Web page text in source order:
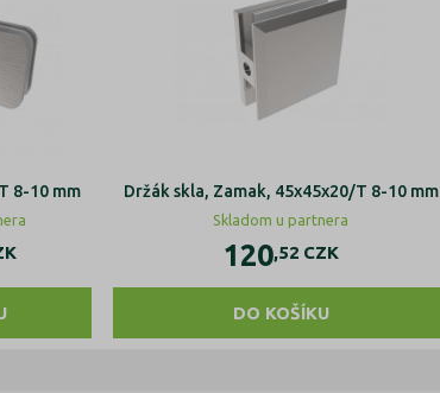
8-10 mm Držák skla, Zamak, 45x45x20/T 8-10 mm
Skladom u partnera
120,52 CZK
DO KOŠÍKU